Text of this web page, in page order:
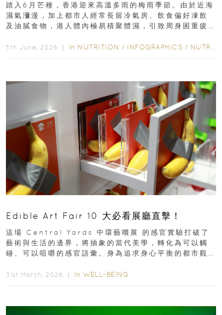
踏入6月芒種，香港迎來高溫多雨的梅雨季節。由於近海
濕氣瀰漫，加上都市人經常長留冷氣房、飲食偏好凍飲
及油膩食物，港人體內極易積聚體濕，引致周身困重疲
狀...
5th June, 2026 ｜ In NUTRITION / INFOGRAPHICS / NUTRITION
Edible Art Fair 10 大必看展廳直擊！
這場 Central Yards 中環藝嚐展 的感官實驗打破了
藝術與生活的邊界，將抽象的當代美學，轉化為可以觸
碰、可以咀嚼的感官語彙。身為追求身心平衡的都市觀
31st March, 2026 ｜ In WELL-BEING